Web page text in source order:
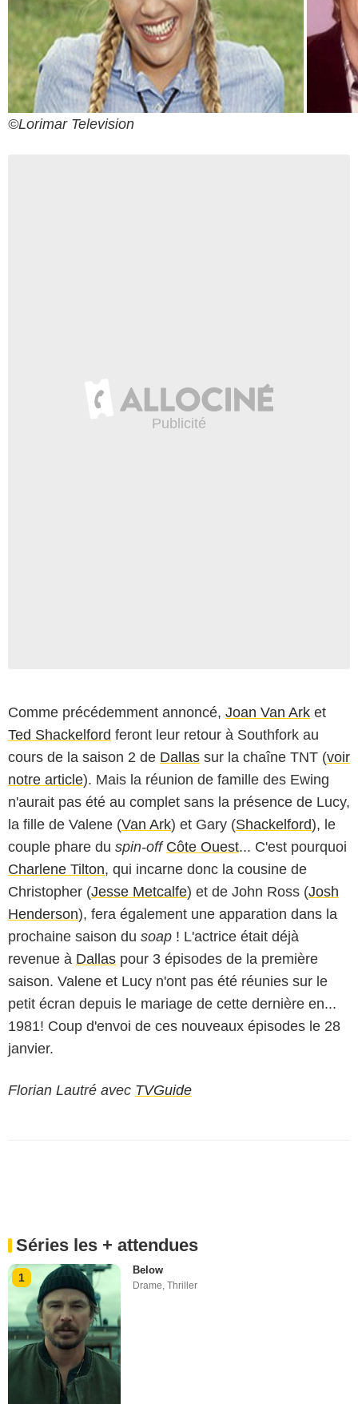
©Lorimar Television
Comme précédemment annoncé, Joan Van Ark et
Ted Shackelford feront leur retour à Southfork au
cours de la saison 2 de Dallas sur la chaîne TNT (voir
notre article). Mais la réunion de famille des Ewing
n'aurait pas été au complet sans la présence de Lucy,
la fille de Valene (Van Ark) et Gary (Shackelford), le
couple phare du spin-off Côte Ouest... C'est pourquoi
Charlene Tilton, qui incarne donc la cousine de
Christopher (Jesse Metcalfe) et de John Ross (Josh
Henderson), fera également une apparation dans la
prochaine saison du soap ! L'actrice était déjà
revenue à Dallas pour 3 épisodes de la première
saison. Valene et Lucy n'ont pas été réunies sur le
petit écran depuis le mariage de cette dernière en...
1981! Coup d'envoi de ces nouveaux épisodes le 28
janvier.
Florian Lautré avec TVGuide
Séries les + attendues
1
Below
Drame,Thriller